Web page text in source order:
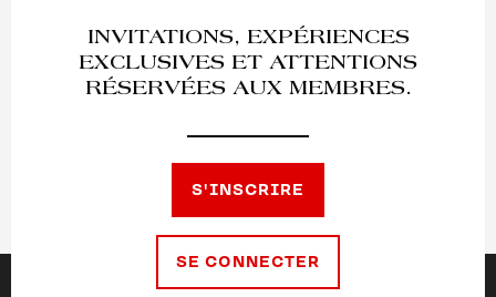
INVITATIONS, EXPÉRIENCES
EXCLUSIVES ET ATTENTIONS
RÉSERVÉES AUX MEMBRES.
S'INSCRIRE
SE CONNECTER